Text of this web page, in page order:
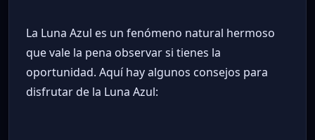
La Luna Azul es un fenómeno natural hermoso
que vale la pena observar si tienes la
oportunidad. Aquí hay algunos consejos para
disfrutar de la Luna Azul: